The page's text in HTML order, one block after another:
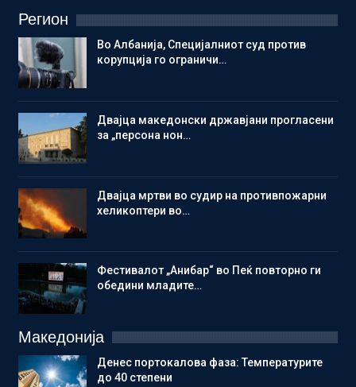
Регион
Во Албанија, Специјалниот суд против
корупција го ограничи…
Двајца македонски државјани прогласени
за „персона нон…
Двајца мртви во судир на противпожарни
хеликоптери во…
Фестивалот „Анибар“ во Пеќ повторно ги
обедини младите…
Македонија
Денес портокалова фаза: Температурите
до 40 степени